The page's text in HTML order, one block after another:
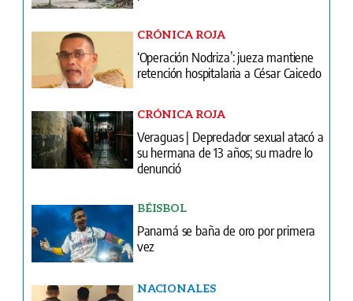
CRÓNICA ROJA
‘Operación Nodriza’: jueza mantiene
retención hospitalaria a César Caicedo
CRÓNICA ROJA
Veraguas | Depredador sexual atacó a
su hermana de 13 años; su madre lo
denunció
BÉISBOL
Panamá se baña de oro por primera
vez
NACIONALES